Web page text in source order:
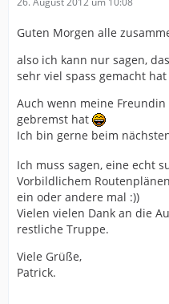
Guten Morgen alle
also ich kann nur sagen,
sehr viel spass gemacht hat
Auch wenn meine
gebremst hat
Ich bin gerne beim
Ich muss sagen, eine echt
Vorbildlichem
ein oder andere mal :))
Vielen vielen Dank an die
restliche Truppe.
Viele Grüße,
Patrick.